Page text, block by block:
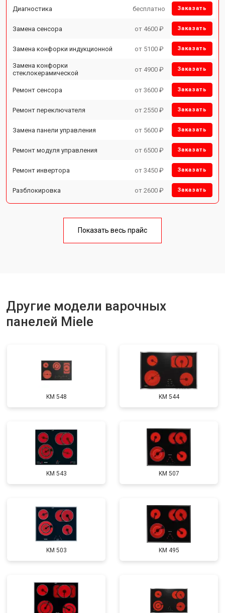
Диагностика бесплатно Заказать
Замена сенсора от 4600 ₽ Заказать
Замена конфорки индукционной от 5100 ₽ Заказать
Замена конфорки
стеклокерамической
от 4900 ₽ Заказать
Ремонт сенсора от 3600 ₽ Заказать
Ремонт переключателя от 2550 ₽ Заказать
Замена панели управления от 5600 ₽ Заказать
Ремонт модуля управления от 6500 ₽ Заказать
Ремонт инвертора от 3450 ₽ Заказать
Разблокировка от 2600 ₽ Заказать
Показать весь прайс
Другие модели варочных
панелей Miele
KM 548 KM 544
KM 543 KM 507
KM 503 KM 495